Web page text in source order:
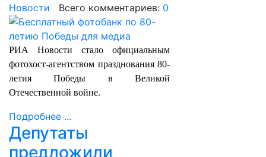
Новости Всего комментариев: 0
РИА Новости стало официальным
фотохост-агентством празднования 80-
летия Победы в Великой
Отечественной войне.
Подробнее ...
Депутаты
предложили